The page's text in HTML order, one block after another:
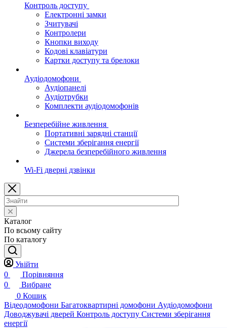
Контроль доступу
Електронні замки
Зчитувачі
Контролери
Кнопки виходу
Кодові клавіатури
Картки доступу та брелоки
Аудіодомофони
Аудіопанелі
Аудіотрубки
Комплекти аудіодомофонів
Безперебійне живлення
Портативні зарядні станції
Системи зберігання енергії
Джерела безперебійного живлення
Wi-Fi дверні дзвінки
Каталог
По всьому сайту
По каталогу
Увійти
0
Порівняння
0
Вибране
0 Кошик
Відеодомофони Багатоквартирні домофони Аудіодомофони
Доводжувачі дверей Контроль доступу Системи зберігання
енергії